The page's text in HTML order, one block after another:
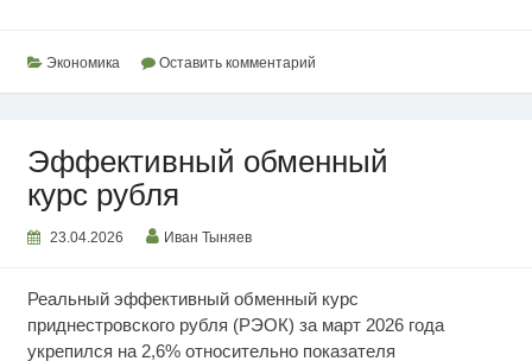
Экономика Оставить комментарий
Эффективный обменный
курс рубля
23.04.2026 Иван Тыняев
Реальный эффективный обменный курс
приднестровского рубля (РЭОК) за март 2026 года
укрепился на 2,6% относительно показателя